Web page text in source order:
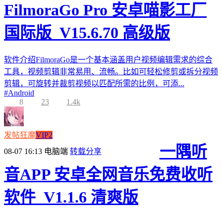
FilmoraGo Pro 安卓喵影工厂
国际版_V15.6.70 高级版
软件介绍FilmoraGo是一个基本涵盖用户视频编辑需求的综合
工具，视频剪辑非常易用、流畅。比如可轻松修剪或拆分视频
剪辑，可旋转并裁剪视频以匹配所需的比例，可添...
#Android
8
23 1.4k
发帖狂魔VIP2
08-07 16:13 电脑端 转载分享
一隅听
音APP 安卓全网音乐免费收听
软件_V1.1.6 清爽版